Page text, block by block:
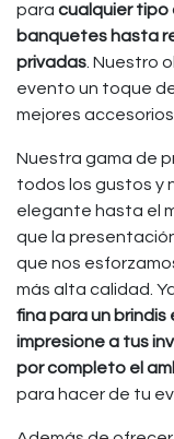
para cualquier tipo
banquetes hasta
privadas . Nuestro
evento un toque
mejores
Nuestra gama de
todos los gustos y
elegante hasta el
que la
que nos
más alta calidad.
fina para un
impresione a tus
por completo el
para hacer de tu